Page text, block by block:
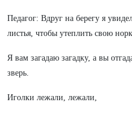
Педагог: Вдруг на берегу я
листья, чтобы утеплить свою
Я вам загадаю загадку, а вы
зверь.
Иголки лежали, лежали,